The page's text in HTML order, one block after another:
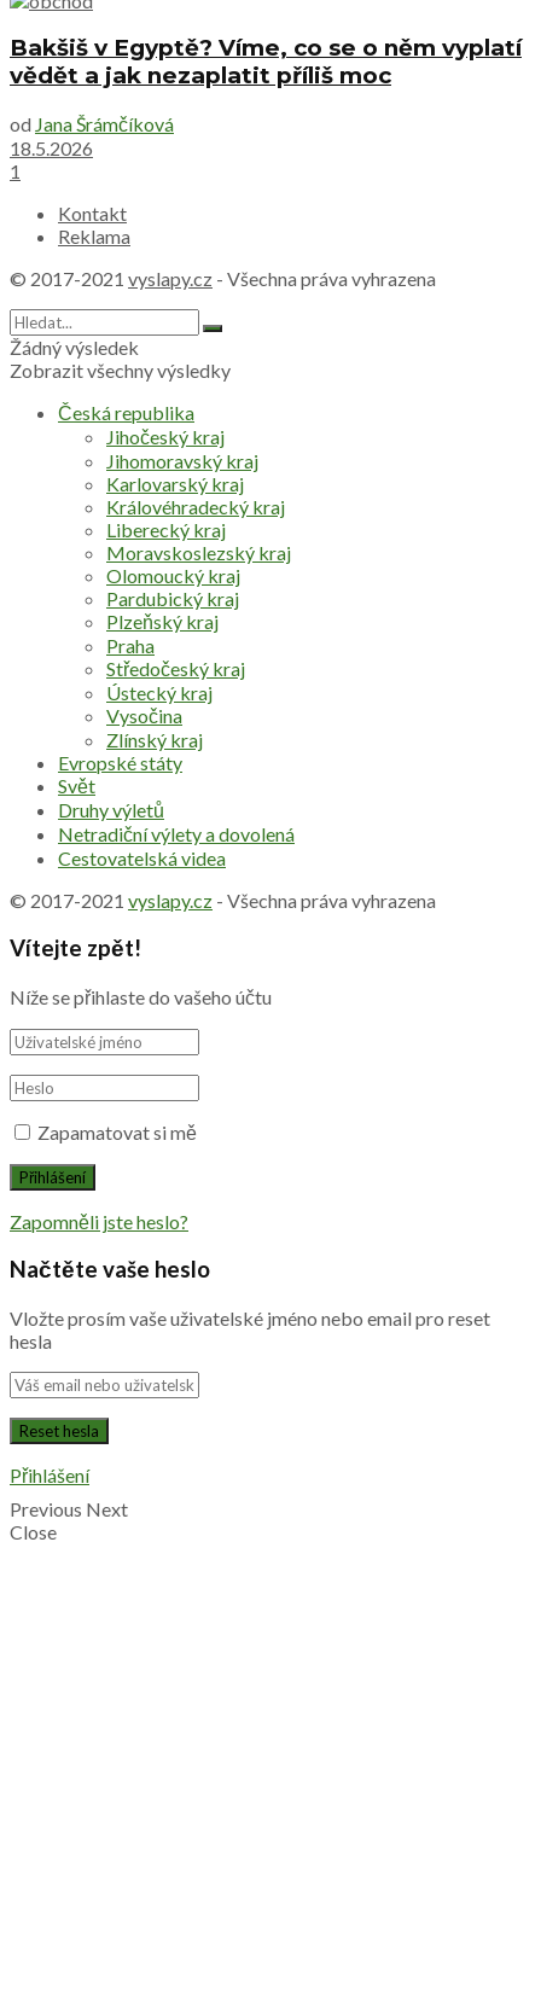
Bakšiš v Egyptě? Víme, co se o něm vyplatí
vědět a jak nezaplatit příliš moc
od Jana Šrámčíková
18.5.2026
1
Kontakt
Reklama
© 2017-2021 vyslapy.cz - Všechna práva vyhrazena
Žádný výsledek
Zobrazit všechny výsledky
Česká republika
Jihočeský kraj
Jihomoravský kraj
Karlovarský kraj
Královéhradecký kraj
Liberecký kraj
Moravskoslezský kraj
Olomoucký kraj
Pardubický kraj
Plzeňský kraj
Praha
Středočeský kraj
Ústecký kraj
Vysočina
Zlínský kraj
Evropské státy
Svět
Druhy výletů
Netradiční výlety a dovolená
Cestovatelská videa
© 2017-2021 vyslapy.cz - Všechna práva vyhrazena
Vítejte zpět!
Níže se přihlaste do vašeho účtu
Zapamatovat si mě
Zapomněli jste heslo?
Načtěte vaše heslo
Vložte prosím vaše uživatelské jméno nebo email pro reset
hesla
Přihlášení
Previous Next
Close